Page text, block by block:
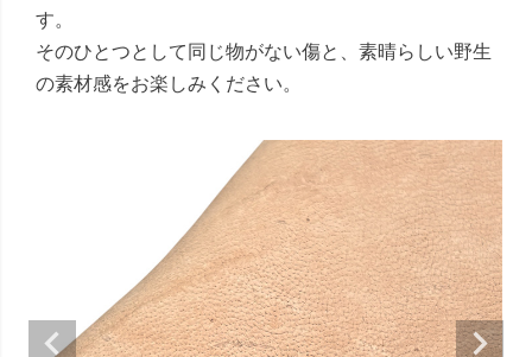
す。
そのひとつとして同じ物がない傷と、素晴らしい野生
の素材感をお楽しみください。